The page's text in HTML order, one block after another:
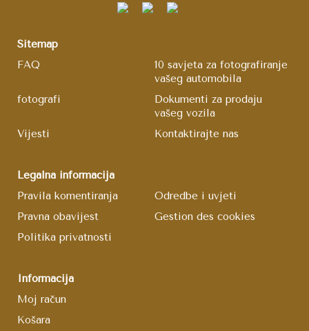
Sitemap
FAQ
10 savjeta za fotografiranje
vašeg automobila
fotografi
Dokumenti za prodaju
vašeg vozila
Vijesti
Kontaktirajte nas
Legalna informacija
Pravila komentiranja
Odredbe i uvjeti
Pravna obavijest
Gestion des cookies
Politika privatnosti
Informacija
Moj račun
Košara